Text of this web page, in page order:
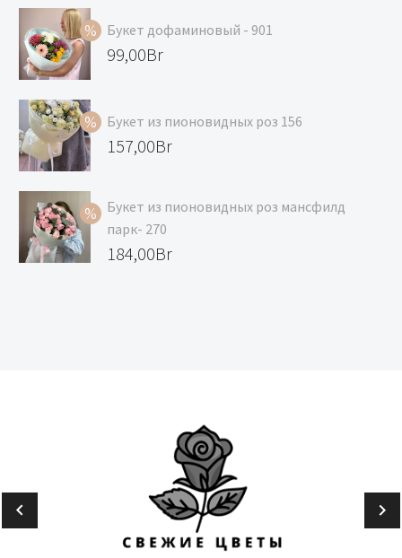
Букет дофаминовый - 901
Первоначальная
119,00Br.
99,00Br
99,00Br.
Букет из пионовидных роз 156
Первоначальная
составляла
168,00Br.
157,00Br
цена:
157,00Br.
Букет из пионовидных роз мансфилд
парк- 270
Первоначальная
184,00Br